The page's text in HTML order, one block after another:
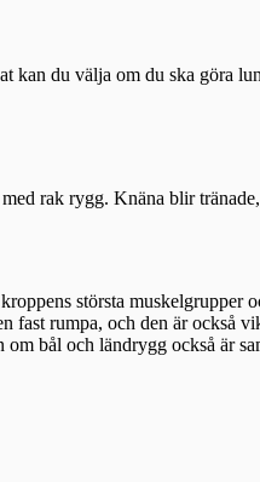
kan du välja om du ska göra
rak rygg. Knäna blir
största muskelgrupper
fast rumpa, och den är också
bål och ländrygg också är